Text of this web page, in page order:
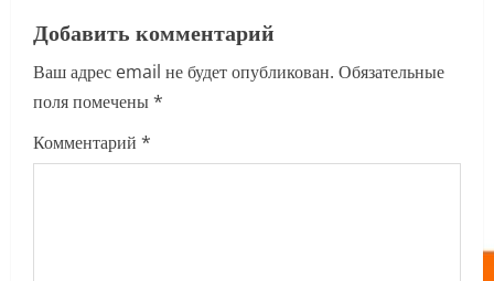
v
i
g
a
Добавить комментарий
Ваш адрес email не будет опубликован. Обязательные
поля помечены*
Комментарий *